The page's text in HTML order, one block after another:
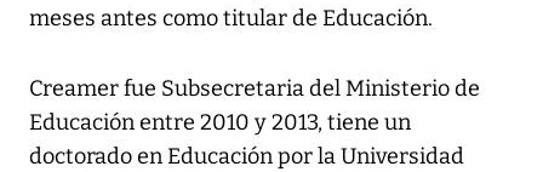
meses antes como titular de Educación.
Creamer fue Subsecretaria del Ministerio de
Educación entre 2010 y 2013, tiene un
doctorado en Educación por la Universidad